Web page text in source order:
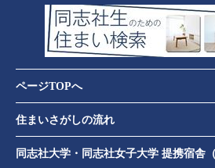
ページTOPへ
住まいさがしの流れ
同志社大学・同志社女子大学 提携宿舎（